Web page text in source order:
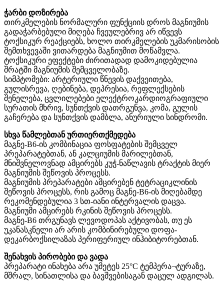
ჭარბი დოზირება
თირკმელების ნორმალური ფუნქციის დროს მაგნიუმის
გადაჭარბებული მიღება ჩვეულებრივ არ იწვევს
ტოქსიკურ რეაქციებს, ხოლო თირკმელების უკმარისობის
შემთხვევაში ვითარდება მაგნიუმით მოწამვლა.
ტოქსიკური ეფექტები ძირითადად დამოკიდებულია
შრატში მაგნიუმის შემცველობაზე.
სიმპტომები: არტერიული წნევის დაქვეითება,
გულისრევა, ღებინება, დეპრესია, რეფლექსების
შენელება, ცვლილებები ელექტროკარდიოგრაფიული
სურათის მხრივ, სუნთქვის დათრგუნვა, კომა, გულის
გაჩერება და სუნთქვის დამბლა, ანურიული სინდრომი.
სხვა წამლებთან ურთიერთქმედება
მაგნე-B6-ის კომბინაცია ფოსფატების შემცველ
პრეპარატებთან, ან კალციუმის მარილებთან,
მნიშვნელოვნად ამცირებს კუჭ-ნაწლავის ტრაქტის მიერ
მაგნიუმის შეწოვის პროცესს.
მაგნიუმის პრეპარატები ამცირებენ ტეტრაციკლინის
შეწოვის პროცესს, რის გამოც მაგნე-B6-ის მიღებამდე
რეკომენდებულია 3 სთ-იანი ინტერვალის დაცვა.
მაგნიუმი ამცირებს რკინის შეწოვის პროცესს.
მაგნე-B6 თრგუნავს ლევოდოპას აქტივობას, თუ ეს
უკანასკნელი არ არის კომბინირებული დოფა-
დეკარბოქსილაზას პერიფერიულ ინჰიბიტორებთან.
შენახვის პირობები და ვადა
პრეპარატი ინახება არა უმეტეს 25°C ტემპერა¬ტურაზე,
მშრალ, სინათლისა და ბავშვებისაგან დაცულ ადგილას.